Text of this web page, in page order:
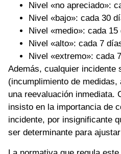
Nivel «no apreciado»:
Nivel «bajo»: cada 30
Nivel «medio»: cada 15
Nivel «alto»: cada 7
Nivel «extremo»: cada
Además, cualquier incidente
(incumplimiento de
una reevaluación inmediata.
insisto en la importancia de
incidente, por insignificante
ser determinante para